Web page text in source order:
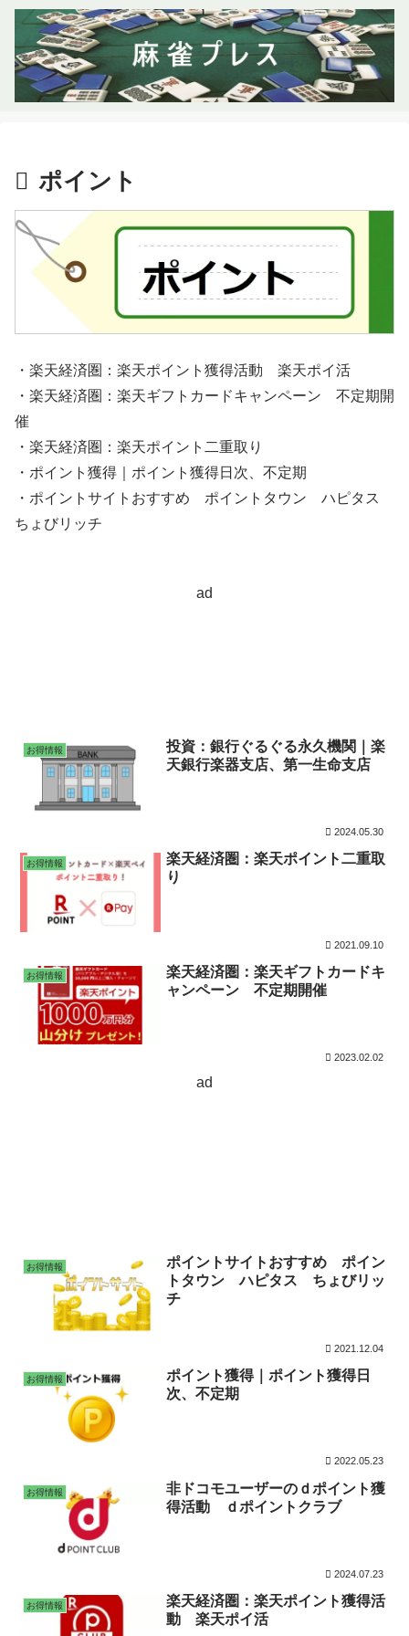
ポイント
・楽天経済圏：楽天ポイント獲得活動 楽天ポイ活
・楽天経済圏：楽天ギフトカードキャンペーン 不定期開
催
・楽天経済圏：楽天ポイント二重取り
・ポイント獲得｜ポイント獲得日次、不定期
・ポイントサイトおすすめ ポイントタウン ハピタス
ちょびリッチ
ad
お得情報
投資：銀行ぐるぐる永久機関｜楽
天銀行楽器支店、第一生命支店
2024.05.30
お得情報
楽天経済圏：楽天ポイント二重取
り
2021.09.10
お得情報
楽天経済圏：楽天ギフトカードキ
ャンペーン 不定期開催
2023.02.02
ad
お得情報
ポイントサイトおすすめ ポイン
トタウン ハピタス ちょびリッ
チ
2021.12.04
お得情報
ポイント獲得｜ポイント獲得日
次、不定期
2022.05.23
お得情報
非ドコモユーザーのｄポイント獲
得活動 ｄポイントクラブ
2024.07.23
お得情報
楽天経済圏：楽天ポイント獲得活
動 楽天ポイ活